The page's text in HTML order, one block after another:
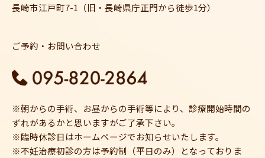
長崎市江戸町7-1（旧・長崎県庁正門から徒歩1分）
ご予約・お問い合わせ
※朝からの手術、お昼からの手術等により、診療開始時間の
ずれがあるかと思いますがご了承下さい。
※臨時休診日はホームページでお知らせいたします。
※不妊治療初診の方は予約制（平日のみ）となっておりま